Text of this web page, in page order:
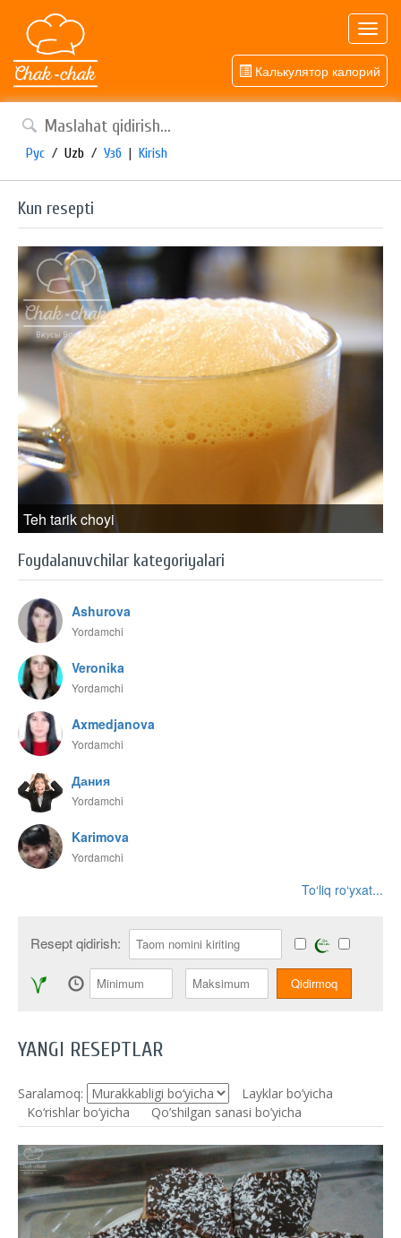
Калькулятор калорий
Рус / Uzb / Узб | Kirish
Kun resepti
Teh tarik choyi
Foydalanuvchilar kategoriyalari
Ashurova
Yordamchi
Veronika
Yordamchi
Axmedjanova
Yordamchi
Дания
Yordamchi
Karimova
Yordamchi
To‘liq ro‘yxat...
Resept qidirish:
YANGI RESEPTLAR
Saralamoq:
Layklar bo’yicha
Ko‘rishlar bo‘yicha
Qo’shilgan sanasi bo’yicha